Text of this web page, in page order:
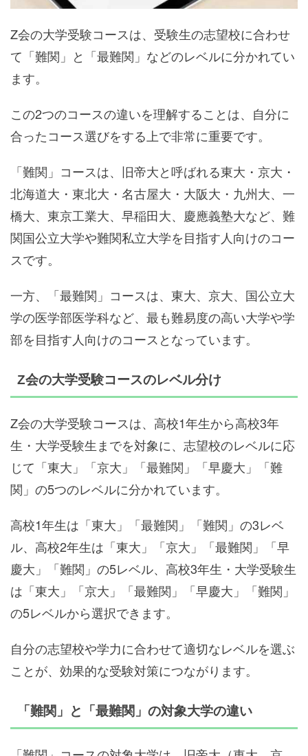
Z会の大学受験コースは、受験生の志望校に合わせ
て「難関」と「最難関」などのレベルに分かれてい
ます。
この2つのコースの違いを理解することは、自分に
合ったコース選びをする上で非常に重要です。
「難関」コースは、旧帝大と呼ばれる東大・京大・
北海道大・東北大・名古屋大・大阪大・九州大、一
橋大、東京工業大、早稲田大、慶應義塾大など、難
関国公立大学や難関私立大学を目指す人向けのコー
スです。
一方、「最難関」コースは、東大、京大、国公立大
学の医学部医学科など、最も難易度の高い大学や学
部を目指す人向けのコースとなっています。
Z会の大学受験コースのレベル分け
Z会の大学受験コースは、高校1年生から高校3年
生・大学受験生までを対象に、志望校のレベルに応
じて「東大」「京大」「最難関」「早慶大」「難
関」の5つのレベルに分かれています。
高校1年生は「東大」「最難関」「難関」の3レベ
ル、高校2年生は「東大」「京大」「最難関」「早
慶大」「難関」の5レベル、高校3年生・大学受験生
は「東大」「京大」「最難関」「早慶大」「難関」
の5レベルから選択できます。
自分の志望校や学力に合わせて適切なレベルを選ぶ
ことが、効果的な受験対策につながります。
「難関」と「最難関」の対象大学の違い